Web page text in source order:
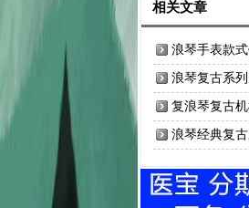
相关文章
浪琴手表款
浪琴复古系
复浪琴复古
浪琴经典复